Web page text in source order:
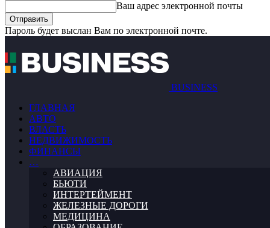
Ваш адрес электронной почты
Пароль будет выслан Вам по электронной почте.
BUSINESS
ГЛАВНАЯ
АВТО
ВЛАСТЬ
НЕДВИЖИМОСТЬ
ФИНАНСЫ
…
АВИАЦИЯ
БЬЮТИ
ИНТЕРТЕЙМЕНТ
ЖЕЛЕЗНЫЕ ДОРОГИ
МЕДИЦИНА